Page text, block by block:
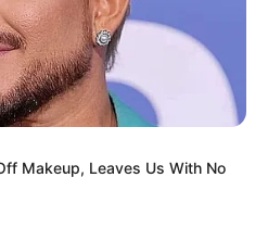
Makeup, Leaves Us With No